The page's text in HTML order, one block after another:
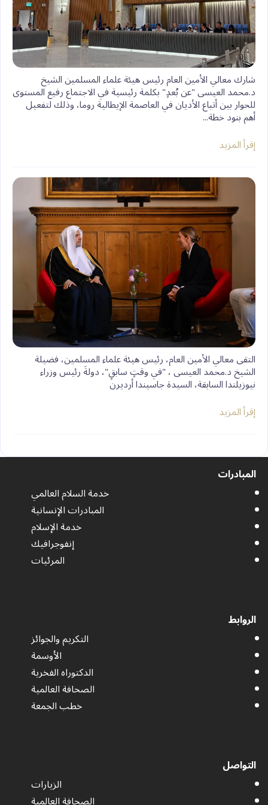
‏شارك معالي الأمين العام رئيس هيئة علماء المسلمين الشيخ
د.⁧‫محمد العيسى‬⁩‬⁩ "عن بُعدٍ" بكلمة رئيسية في الاجتماع رفيع المستوى
للحوار بين أتباع الأديان في العاصمة الإيطالية روما، وذلك لتفعيل
أهم بنود خطة...
إقرأ المزيد
التقى معالي الأمين العام، رئيس هيئة علماء المسلمين، فضيلة
الشيخ د.⁧‫محمد العيسى‬⁩ ‬⁩، "في وقتٍ سابقٍ"، دولةَ رئيس وزراء
نيوزيلندا السابقة، السيدة جاسيندا أرديرن
إقرأ المزيد
المبادرات
خدمة السلام العالمي
المبادرات الإنسانية
خدمة الإسلام
إنفوجرافيك
المرئيات
الروابط
التكريم والجوائز
الأوسمة
الدكتوراه الفخرية
الصحافة العالمية
خطب الجمعة
التواصل
الزيارات